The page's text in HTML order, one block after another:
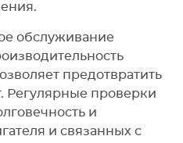
обслуживание
предотвратить
Регулярные проверки
и
и связанных с